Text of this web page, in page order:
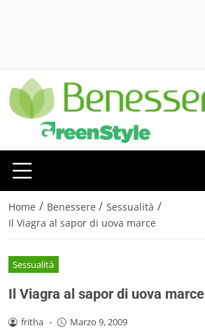
Home / Benessere / Sessualità /
Il Viagra al sapor di uova marce
Sessualità
Il Viagra al sapor di uova marce
fritha - Marzo 9, 2009